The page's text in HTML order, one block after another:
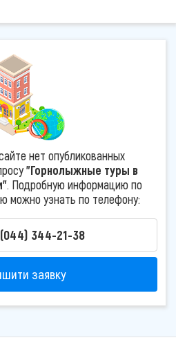
нет опубликованных
"Горнолыжные туры в
. Подробную информацию по
можно узнать по телефону:
344-21-38
заявку